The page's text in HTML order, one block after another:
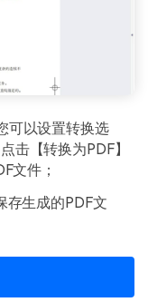
可以设置转换选
击【转换为PDF】
文件；
存生成的PDF文